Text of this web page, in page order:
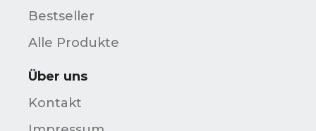
Bestseller
Alle Produkte
Über uns
Kontakt